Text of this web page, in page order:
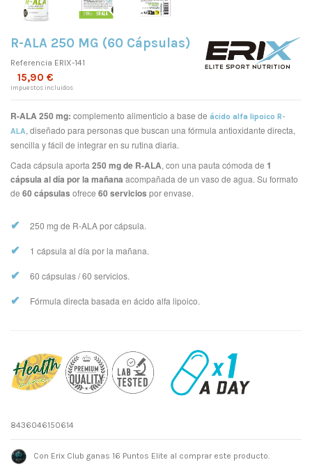
R-ALA 250 MG (60 Cápsulas)
Referencia ERIX-141
15,90 €
Impuestos incluidos
R-ALA 250 mg: complemento alimenticio a base de ácido alfa lipoico R-
ALA, diseñado para personas que buscan una fórmula antioxidante directa,
sencilla y fácil de integrar en su rutina diaria.
Cada cápsula aporta 250 mg de R-ALA, con una pauta cómoda de 1
cápsula al día por la mañana acompañada de un vaso de agua. Su formato
de 60 cápsulas ofrece 60 servicios por envase.
✔ 250 mg de R-ALA por cápsula.
✔ 1 cápsula al día por la mañana.
✔ 60 cápsulas / 60 servicios.
✔ Fórmula directa basada en ácido alfa lipoico.
8436046150614
Con Erix Club ganas 16 Puntos Elite al comprar este producto.